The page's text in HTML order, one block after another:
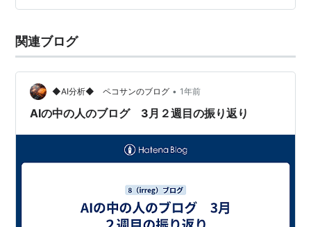
ドラ” だった。 さっそく手に入れて、枕を見ての一言。
は“頭だけじゃなく上半身を預ける枕” 驚いたのはやはり
そのフォルム。 普通の枕は、マ…
関連ブログ
◆AI分析◆ ペコサンのブログ • 1年前
AIの中の人のブログ 3月２週目の振り返り